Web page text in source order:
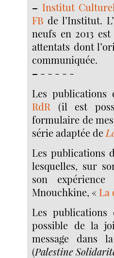
– Institut
FB de l’Institut.
neufs en 2013
attentats dont
communiquée.
– - - - - -
Les
RdR (il est
formulaire de
série adaptée de
Les publications
lesquelles, sur
son
Mnouchkine, « La
Les
possible de la
message dans
(Palestine